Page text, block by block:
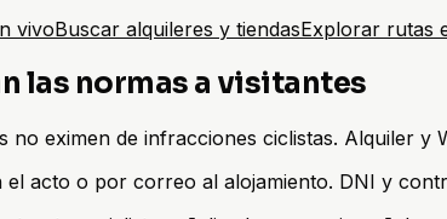
vivoBuscar alquileres y tiendasExplorar rutas
las normas a visitantes
no eximen de infracciones ciclistas. Alquiler y
el acto o por correo al alojamiento. DNI y